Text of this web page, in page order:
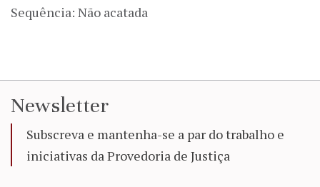
Sequência: Não acatada
Newsletter
Subscreva e mantenha-se a par do trabalho e
iniciativas da Provedoria de Justiça